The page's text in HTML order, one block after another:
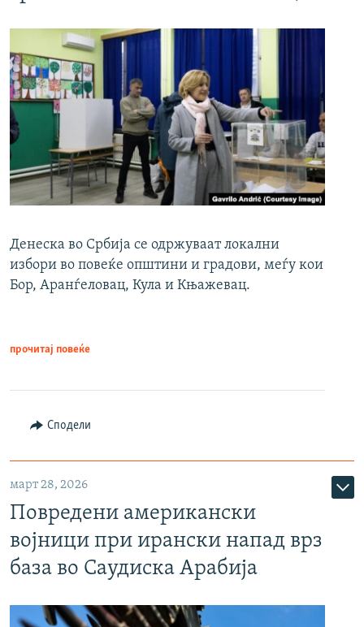
Денеска во Србија се одржуваат локални
избори во повеќе општини и градови, меѓу кои
Бор, Аранѓеловац, Кула и Књажевац.
прочитај повеќе
Сподели
март 28, 2026
Повредени американски
војници при ирански напад врз
база во Саудиска Арабија